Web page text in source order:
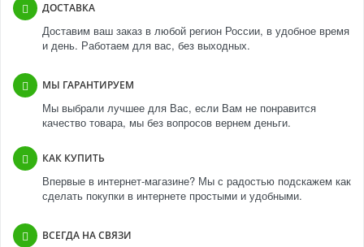
ДОСТАВКА
Доставим ваш заказ в любой регион России, в удобное время
и день. Работаем для вас, без выходных.
МЫ ГАРАНТИРУЕМ
Мы выбрали лучшее для Вас, если Вам не понравится
качество товара, мы без вопросов вернем деньги.
КАК КУПИТЬ
Впервые в интернет-магазине? Мы с радостью подскажем как
сделать покупки в интернете простыми и удобными.
ВСЕГДА НА СВЯЗИ